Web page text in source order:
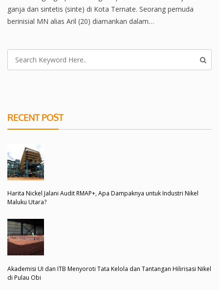
ganja dan sintetis (sinte) di Kota Ternate. Seorang pemuda
berinisial MN alias Aril (20) diamankan dalam…
RECENT POST
Harita Nickel Jalani Audit RMAP+, Apa Dampaknya untuk Industri Nikel
Maluku Utara?
Akademisi UI dan ITB Menyoroti Tata Kelola dan Tantangan Hilirisasi Nikel
di Pulau Obi